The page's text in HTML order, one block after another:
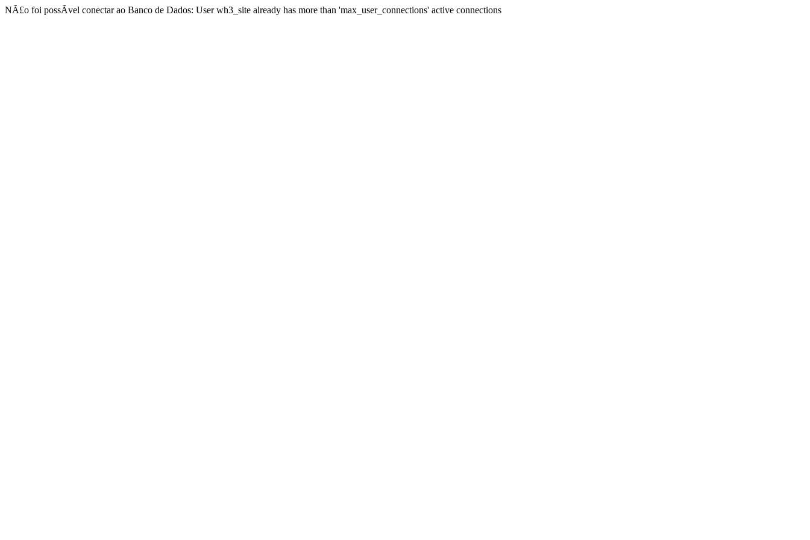
NÃ£o foi possÃ­vel conectar ao Banco de Dados: User wh3_site already has more than 'max_user_connections' active connections